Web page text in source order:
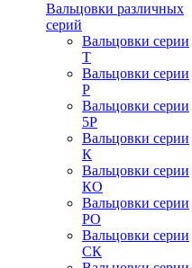
Вальцовки различных
серий
Вальцовки серии
Т
Вальцовки серии
Р
Вальцовки серии
5Р
Вальцовки серии
К
Вальцовки серии
КО
Вальцовки серии
РО
Вальцовки серии
СК